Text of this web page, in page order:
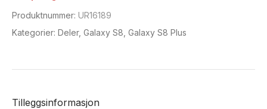
Produktnummer: UR16189
Kategorier: Deler, Galaxy S8 Galaxy S8 Plus
Tilleggsinformasjon